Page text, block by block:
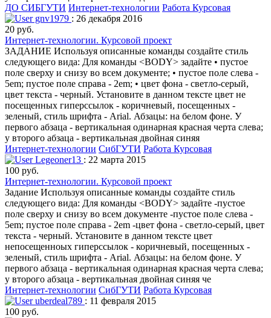
ДО СИБГУТИ Интернет-технологии Работа Курсовая
gnv1979 : 26 декабря 2016
20 руб.
Интернет-технологии. Курсовой проект
ЗАДАНИЕ Используя описанные команды создайте стиль
следующего вида: Для команды <BODY> задайте • пустое
поле сверху и снизу во всем документе; • пустое поле слева -
5em; пустое поле справа - 2em; • цвет фона - светло-серый,
цвет текста - черный. Установите в данном тексте цвет не
посещенных гиперссылок - коричневый, посещенных -
зеленый, стиль шрифта - Arial. Абзацы: на белом фоне. У
первого абзаца - вертикальная одинарная красная черта слева;
у второго абзаца - вертикальная двойная синяя
Интернет-технологии СибГУТИ Работа Курсовая
Legeoner13 : 22 марта 2015
100 руб.
Интернет-технологии. Курсовой проект
Задание Используя описанные команды создайте стиль
следующего вида: Для команды <BODY> задайте -пустое
поле сверху и снизу во всем документе -пустое поле слева -
5em; пустое поле справа - 2em -цвет фона - светло-серый, цвет
текста - черный. Установите в данном тексте цвет
непосещенноых гиперссылок - коричневый, посещенных -
зеленый, стиль шрифта - Arial. Абзацы: на белом фоне. У
первого абзаца - вертикальная одинарная красная черта слева;
у второго абзаца - вертикальная двойная синяя че
Интернет-технологии СибГУТИ Работа Курсовая
uberdeal789 : 11 февраля 2015
100 руб.